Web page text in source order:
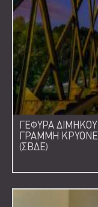
ΓΕΦΥΡΑ
ΓΡΑΜΜΗ
(ΣΒΔΕ)